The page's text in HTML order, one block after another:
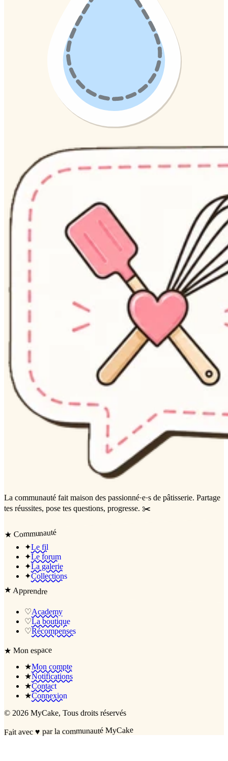
La communauté fait maison des passionné·e·s de pâtisserie. Partage
tes réussites, pose tes questions, progresse. ✂️
★ Communauté
✦Le fil
✦Le forum
✦La galerie
✦Collections
★Apprendre
♡Academy
♡La boutique
♡Récompenses
★Mon espace
★Mon compte
★Notifications
★Contact
★Connexion
© 2026 MyCake, Tous droits réservés
Fait avec♥ par la communauté MyCake